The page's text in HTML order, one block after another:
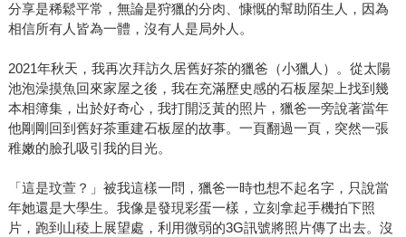
分享是稀鬆平常，無論是狩獵的分肉、慷慨的幫助陌生人，因為
相信所有人皆為一體，沒有人是局外人。
2021年秋天，我再次拜訪久居舊好茶的獵爸（小獵人）。從太陽
池泡澡摸魚回來家屋之後，我在充滿歷史感的石板屋架上找到幾
本相簿集，出於好奇心，我打開泛黃的照片，獵爸一旁說著當年
他剛剛回到舊好茶重建石板屋的故事。一頁翻過一頁，突然一張
稚嫩的臉孔吸引我的目光。
「這是玟萱？」被我這樣一問，獵爸一時也想不起名字，只說當
年她還是大學生。我像是發現彩蛋一樣，立刻拿起手機拍下照
片，跑到山稜上展望處，利用微弱的3G訊號將照片傳了出去。沒